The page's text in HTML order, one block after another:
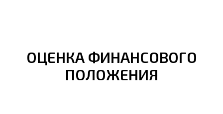
ОЦЕНКА ФИНАНСОВОГО
ПОЛОЖЕНИЯ